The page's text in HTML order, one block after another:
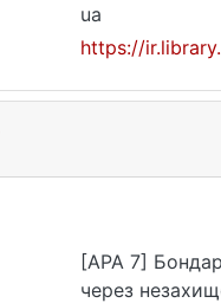
ua
https://
[APA 7]
через